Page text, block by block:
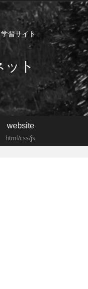
習サイト
ト
website
html/css/js